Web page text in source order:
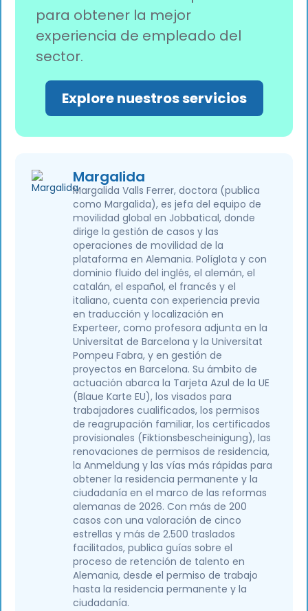
para obtener la mejor
experiencia de empleado del
sector.
Explore nuestros servicios
Margalida
Margalida Valls Ferrer, doctora (publica
como Margalida), es jefa del equipo de
movilidad global en Jobbatical, donde
dirige la gestión de casos y las
operaciones de movilidad de la
plataforma en Alemania. Políglota y con
dominio fluido del inglés, el alemán, el
catalán, el español, el francés y el
italiano, cuenta con experiencia previa
en traducción y localización en
Experteer, como profesora adjunta en la
Universitat de Barcelona y la Universitat
Pompeu Fabra, y en gestión de
proyectos en Barcelona. Su ámbito de
actuación abarca la Tarjeta Azul de la UE
(Blaue Karte EU), los visados para
trabajadores cualificados, los permisos
de reagrupación familiar, los certificados
provisionales (Fiktionsbescheinigung), las
renovaciones de permisos de residencia,
la Anmeldung y las vías más rápidas para
obtener la residencia permanente y la
ciudadanía en el marco de las reformas
alemanas de 2026. Con más de 200
casos con una valoración de cinco
estrellas y más de 2.500 traslados
facilitados, publica guías sobre el
proceso de retención de talento en
Alemania, desde el permiso de trabajo
hasta la residencia permanente y la
ciudadanía.